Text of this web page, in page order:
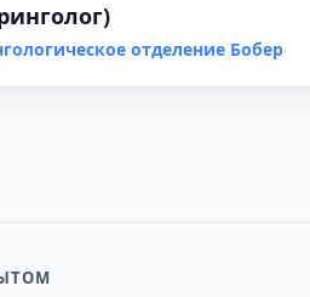
отделение Бобер